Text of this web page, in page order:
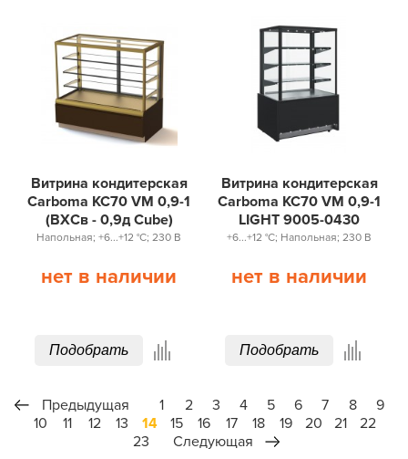
Витрина кондитерская
Carboma KC70 VM 0,9-1
(ВХСв - 0,9д Cube)
Напольная; +6...+12 °С; 230 В
нет в наличии
Подобрать
Витрина кондитерская
Carboma KC70 VM 0,9-1
LIGHT 9005-0430
+6...+12 °С; Напольная; 230 В
нет в наличии
Подобрать
Предыдущая 1 2 3 4 5 6 7 8
9
10
11 12 13 14 15 16 17 18 19 20 21
22
23
Следующая